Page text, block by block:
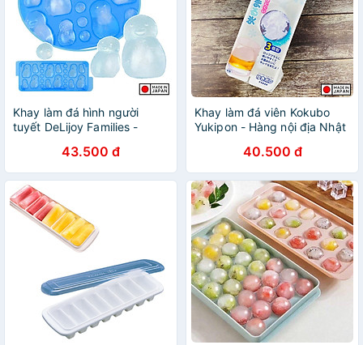
Khay làm đá hình người
tuyết DeLijoy Families -
43.500 đ
Khay làm đá viên Kokubo
Yukipon - Hàng nội địa Nhật
40.500 đ